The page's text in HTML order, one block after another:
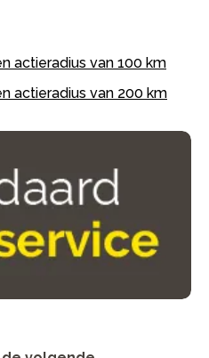
actieradius van 100 km
actieradius van 200 km